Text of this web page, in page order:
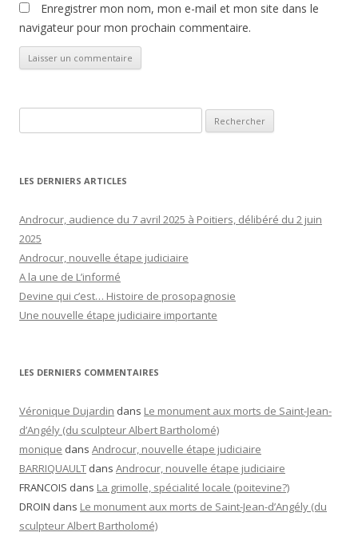
Enregistrer mon nom, mon e-mail et mon site dans le
navigateur pour mon prochain commentaire.
LES DERNIERS ARTICLES
Androcur, audience du 7 avril 2025 à Poitiers, délibéré du 2 juin
2025
Androcur, nouvelle étape judiciaire
A la une de L’informé
Devine qui c’est… Histoire de prosopagnosie
Une nouvelle étape judiciaire importante
LES DERNIERS COMMENTAIRES
Véronique Dujardin dans Le monument aux morts de Saint-Jean-
d’Angély (du sculpteur Albert Bartholomé)
monique dans Androcur, nouvelle étape judiciaire
BARRIQUAULT dans Androcur, nouvelle étape judiciaire
FRANCOIS dans La grimolle, spécialité locale (poitevine?)
DROIN dans Le monument aux morts de Saint-Jean-d’Angély (du
sculpteur Albert Bartholomé)